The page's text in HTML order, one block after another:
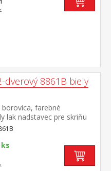
dverový 8861B biely
farebné
lak nadstavec pre skriňu